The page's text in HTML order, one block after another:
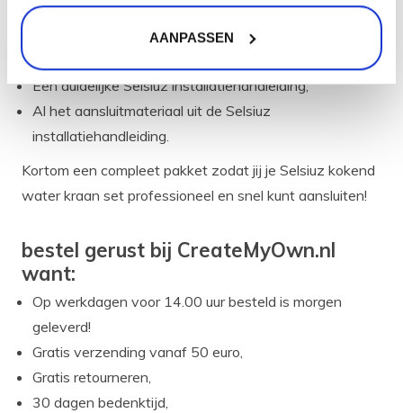
AANPASSEN
volgende items:
De gekozen Selsiuz kraan,
De gekozen boiler + toebehoren,
Een duidelijke Selsiuz installatiehandleiding,
Al het aansluitmateriaal uit de Selsiuz
installatiehandleiding.
Kortom een compleet pakket zodat jij je Selsiuz kokend
water kraan set professioneel en snel kunt aansluiten!
bestel gerust bij CreateMyOwn.nl
want:
Op werkdagen voor 14.00 uur besteld is morgen
geleverd!
Gratis verzending vanaf 50 euro,
Gratis retourneren,
30 dagen bedenktijd,